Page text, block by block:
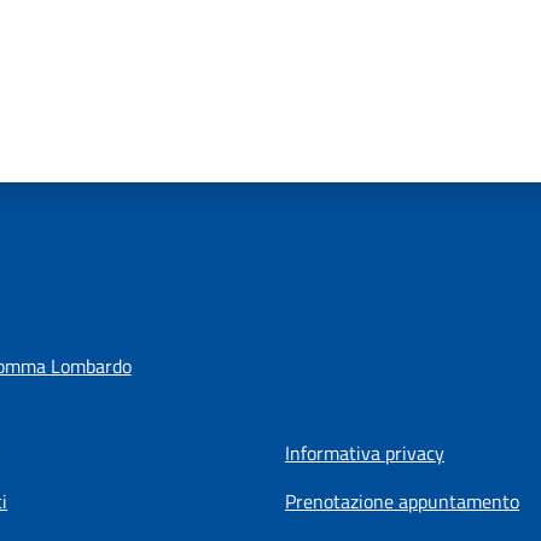
Lombardo
Informativa privacy
Prenotazione appuntamento